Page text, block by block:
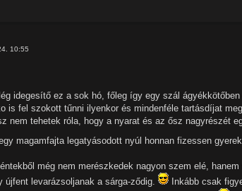
10:55
idegesítő ez a sok hó, főleg így egy szál ágyékkötőben
is fel szokott tűnni ilyenkor és mindenféle tartásdíjat
nem tehetek róla, hogy a nyarat és az ősz nagyrészét
magamfajta legatyásodott nyúl honnan fizessen
még nem merészkedek nagyon szem elé,
levarázsoljanak a sárga-ződig.
Inkább csak